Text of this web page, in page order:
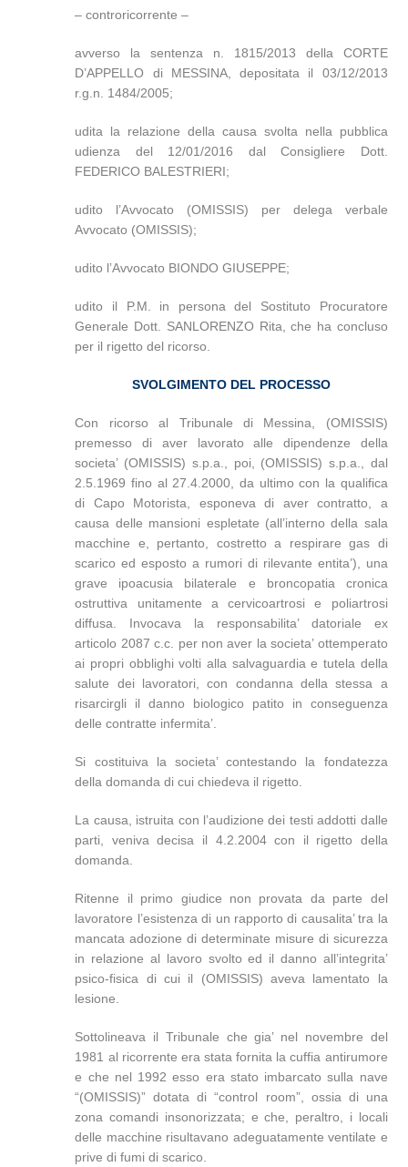
– controricorrente –
avverso la sentenza n. 1815/2013 della CORTE
D’APPELLO di MESSINA, depositata il 03/12/2013
r.g.n. 1484/2005;
udita la relazione della causa svolta nella pubblica
udienza del 12/01/2016 dal Consigliere Dott.
FEDERICO BALESTRIERI;
udito l’Avvocato (OMISSIS) per delega verbale
Avvocato (OMISSIS);
udito l’Avvocato BIONDO GIUSEPPE;
udito il P.M. in persona del Sostituto Procuratore
Generale Dott. SANLORENZO Rita, che ha concluso
per il rigetto del ricorso.
SVOLGIMENTO DEL PROCESSO
Con ricorso al Tribunale di Messina, (OMISSIS)
premesso di aver lavorato alle dipendenze della
societa’ (OMISSIS) s.p.a., poi, (OMISSIS) s.p.a., dal
2.5.1969 fino al 27.4.2000, da ultimo con la qualifica
di Capo Motorista, esponeva di aver contratto, a
causa delle mansioni espletate (all’interno della sala
macchine e, pertanto, costretto a respirare gas di
scarico ed esposto a rumori di rilevante entita’), una
grave ipoacusia bilaterale e broncopatia cronica
ostruttiva unitamente a cervicoartrosi e poliartrosi
diffusa. Invocava la responsabilita’ datoriale ex
articolo 2087 c.c. per non aver la societa’ ottemperato
ai propri obblighi volti alla salvaguardia e tutela della
salute dei lavoratori, con condanna della stessa a
risarcirgli il danno biologico patito in conseguenza
delle contratte infermita’.
Si costituiva la societa’ contestando la fondatezza
della domanda di cui chiedeva il rigetto.
La causa, istruita con l’audizione dei testi addotti dalle
parti, veniva decisa il 4.2.2004 con il rigetto della
domanda.
Ritenne il primo giudice non provata da parte del
lavoratore l’esistenza di un rapporto di causalita’ tra la
mancata adozione di determinate misure di sicurezza
in relazione al lavoro svolto ed il danno all’integrita’
psico-fisica di cui il (OMISSIS) aveva lamentato la
lesione.
Sottolineava il Tribunale che gia’ nel novembre del
1981 al ricorrente era stata fornita la cuffia antirumore
e che nel 1992 esso era stato imbarcato sulla nave
“(OMISSIS)” dotata di “control room”, ossia di una
zona comandi insonorizzata; e che, peraltro, i locali
delle macchine risultavano adeguatamente ventilate e
prive di fumi di scarico.